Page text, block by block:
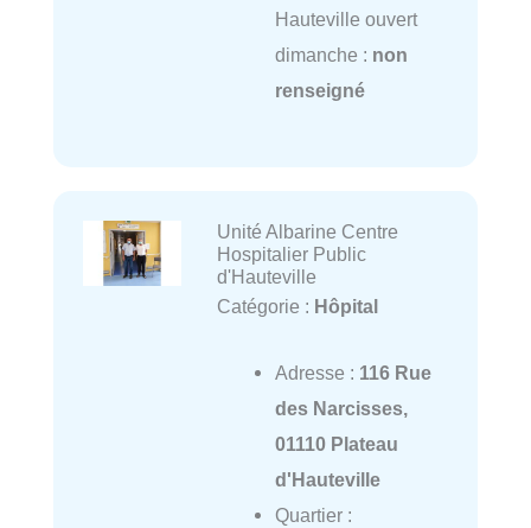
Hauteville ouvert
dimanche : non
renseigné
Unité Albarine Centre
Hospitalier Public
d'Hauteville
Catégorie : Hôpital
Adresse : 116 Rue
des Narcisses,
01110 Plateau
d'Hauteville
Quartier :